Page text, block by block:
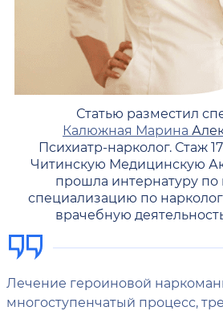
Статью разместил
Калюжная Марина
Психиатр-нарколог. Стаж
Читинскую Медицинскую
прошла интернатуру по
специализацию по
врачебную
Лечение героиновой
многоступенчатый процесс,